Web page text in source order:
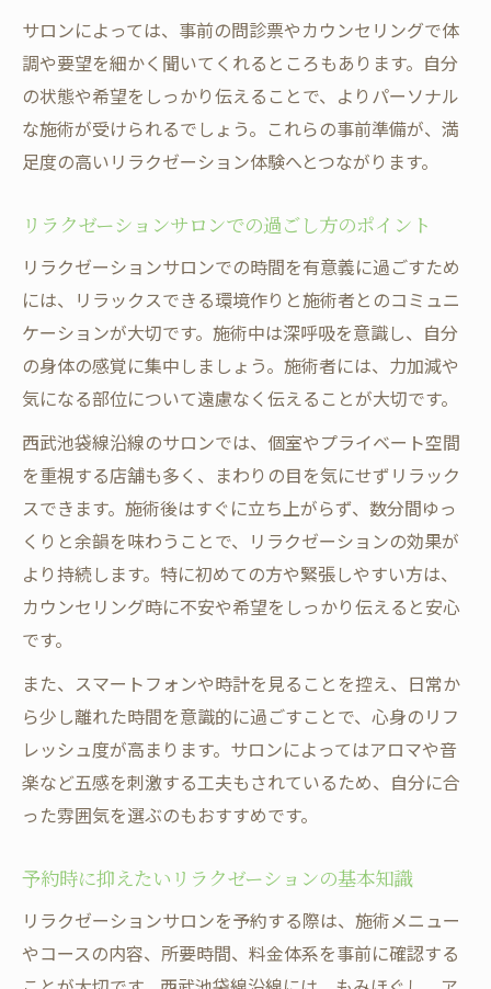
サロンによっては、事前の問診票やカウンセリングで体
調や要望を細かく聞いてくれるところもあります。自分
の状態や希望をしっかり伝えることで、よりパーソナル
な施術が受けられるでしょう。これらの事前準備が、満
足度の高いリラクゼーション体験へとつながります。
リラクゼーションサロンでの過ごし方のポイント
リラクゼーションサロンでの時間を有意義に過ごすため
には、リラックスできる環境作りと施術者とのコミュニ
ケーションが大切です。施術中は深呼吸を意識し、自分
の身体の感覚に集中しましょう。施術者には、力加減や
気になる部位について遠慮なく伝えることが大切です。
西武池袋線沿線のサロンでは、個室やプライベート空間
を重視する店舗も多く、まわりの目を気にせずリラック
スできます。施術後はすぐに立ち上がらず、数分間ゆっ
くりと余韻を味わうことで、リラクゼーションの効果が
より持続します。特に初めての方や緊張しやすい方は、
カウンセリング時に不安や希望をしっかり伝えると安心
です。
また、スマートフォンや時計を見ることを控え、日常か
ら少し離れた時間を意識的に過ごすことで、心身のリフ
レッシュ度が高まります。サロンによってはアロマや音
楽など五感を刺激する工夫もされているため、自分に合
った雰囲気を選ぶのもおすすめです。
予約時に抑えたいリラクゼーションの基本知識
リラクゼーションサロンを予約する際は、施術メニュー
やコースの内容、所要時間、料金体系を事前に確認する